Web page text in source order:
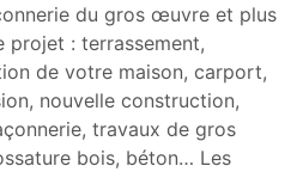
du gros œuvre et plus
projet : terrassement,
de votre maison, carport,
nouvelle construction,
travaux de gros
bois, béton… Les